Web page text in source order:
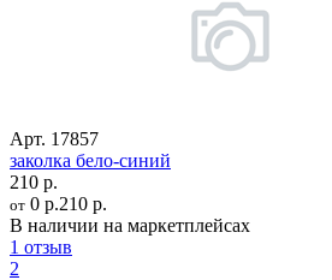
Арт. 17857
заколка бело-синий
210 р.
от 0 р.210 р.
В наличии на маркетплейсах
1 отзыв
2